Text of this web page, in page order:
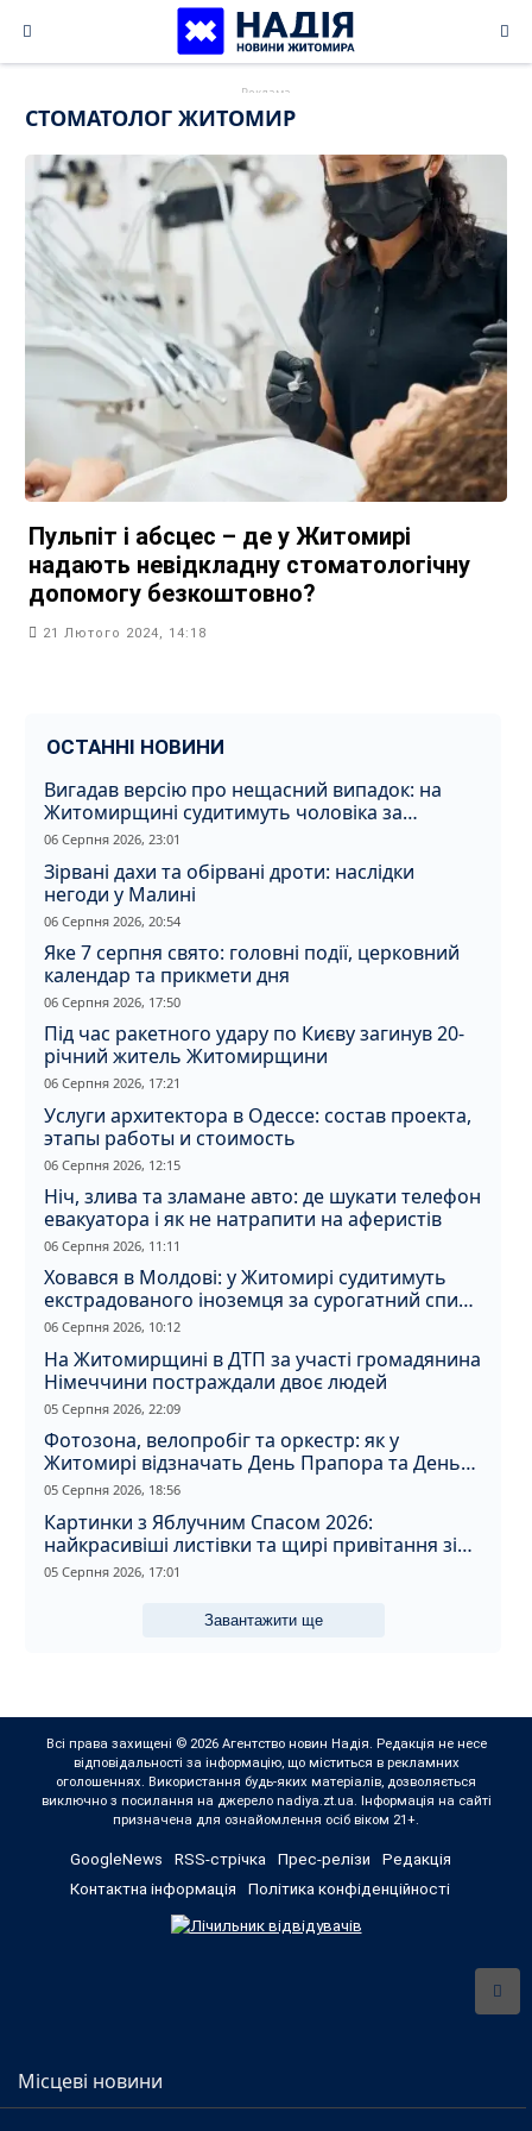
content
СТОМАТОЛОГ ЖИТОМИР
Пульпіт і абсцес – де у Житомирі
надають невідкладну стоматологічну
допомогу безкоштовно?
21 Лютого 2024, 14:18
ОСТАННІ НОВИНИ
Вигадав версію про нещасний випадок: на
Житомирщині судитимуть чоловіка за
вбивство співмешканки
06 Серпня 2026, 23:01
Зірвані дахи та обірвані дроти: наслідки
негоди у Малині
06 Серпня 2026, 20:54
Яке 7 серпня свято: головні події, церковний
календар та прикмети дня
06 Серпня 2026, 17:50
Під час ракетного удару по Києву загинув 20-
річний житель Житомирщини
06 Серпня 2026, 17:21
Услуги архитектора в Одессе: состав проекта,
этапы работы и стоимость
06 Серпня 2026, 12:15
Ніч, злива та зламане авто: де шукати телефон
евакуатора і як не натрапити на аферистів
06 Серпня 2026, 11:11
Ховався в Молдові: у Житомирі судитимуть
екстрадованого іноземця за сурогатний спирт
і відмивання грошей
06 Серпня 2026, 10:12
На Житомирщині в ДТП за участі громадянина
Німеччини постраждали двоє людей
05 Серпня 2026, 22:09
Фотозона, велопробіг та оркестр: як у
Житомирі відзначать День Прапора та День
Незалежності
05 Серпня 2026, 18:56
Картинки з Яблучним Спасом 2026:
найкрасивіші листівки та щирі привітання зі
святом
05 Серпня 2026, 17:01
Завантажити ще
Всі права захищені © 2026 Агентство новин Надія. Редакція не несе
відповідальності за інформацію, що міститься в рекламних
оголошеннях. Використання будь-яких матеріалів, дозволяється
виключно з посилання на джерело nadiya.zt.ua. Інформація на сайті
призначена для ознайомлення осіб віком 21+.
GoogleNews RSS-стрічка Прес-релізи
Редакція
Контактна інформація
Політика конфіденційності
Місцеві новини